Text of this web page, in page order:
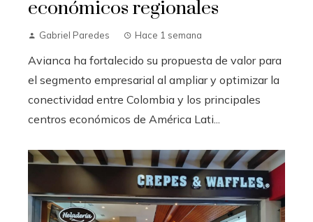
económicos regionales
Gabriel Paredes Hace 1 semana
Avianca ha fortalecido su propuesta de valor para
el segmento empresarial al ampliar y optimizar la
conectividad entre Colombia y los principales
centros económicos de América Lati...